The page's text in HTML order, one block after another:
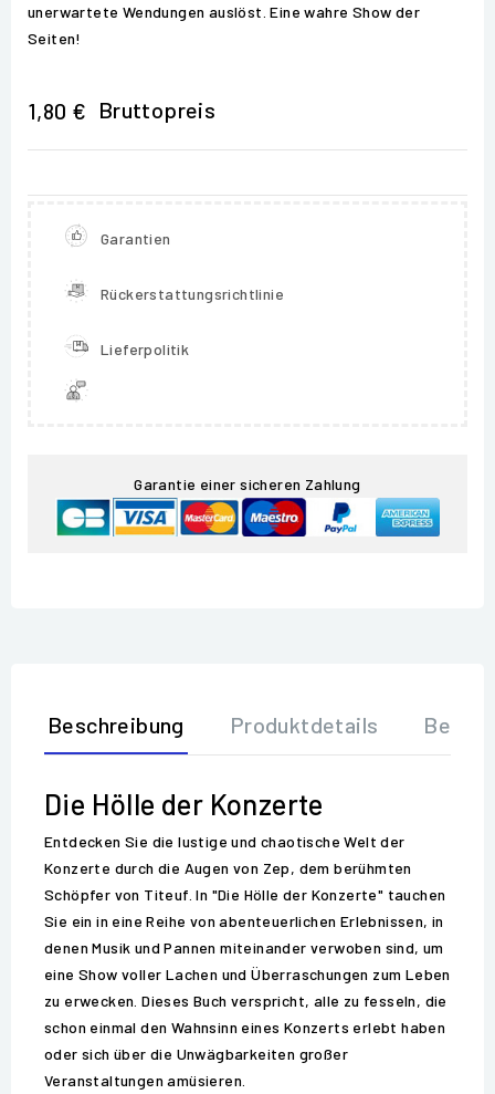
unerwartete Wendungen auslöst. Eine wahre Show der
Seiten!
1,80 € Bruttopreis
Garantien
Rückerstattungsrichtlinie
Lieferpolitik
Garantie einer sicheren Zahlung
Beschreibung Produktdetails
Die Hölle der Konzerte
Entdecken Sie die lustige und chaotische Welt der
Konzerte durch die Augen von Zep, dem berühmten
Schöpfer von Titeuf. In "Die Hölle der Konzerte" tauchen
Sie ein in eine Reihe von abenteuerlichen Erlebnissen, in
denen Musik und Pannen miteinander verwoben sind, um
eine Show voller Lachen und Überraschungen zum Leben
zu erwecken. Dieses Buch verspricht, alle zu fesseln, die
schon einmal den Wahnsinn eines Konzerts erlebt haben
oder sich über die Unwägbarkeiten großer
Veranstaltungen amüsieren.